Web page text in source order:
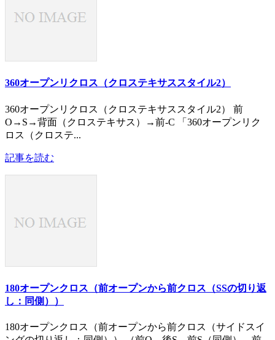
360オープンリクロス（クロステキサススタイル2）
360オープンリクロス（クロステキサススタイル2） 前
O→S→背面（クロステキサス）→前-C 「360オープンリク
ロス（クロステ...
記事を読む
180オープンクロス（前オープンから前クロス（SSの切り返
し：同側））
180オープンクロス（前オープンから前クロス（サイドスイ